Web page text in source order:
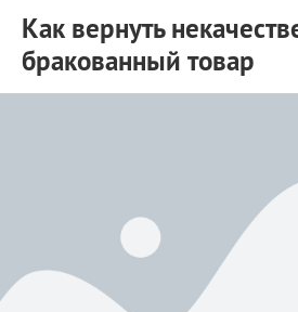
Как вернуть
бракованный товар